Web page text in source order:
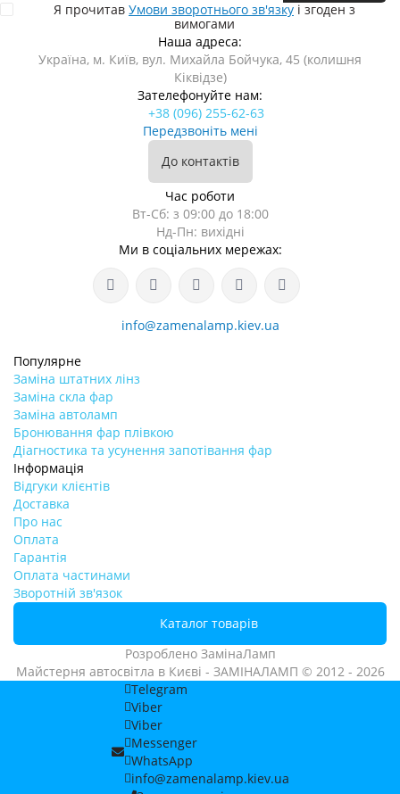
Я прочитав Умови зворотнього зв'язку і згоден з
вимогами
Наша адреса:
Україна, м. Київ, вул. Михайла Бойчука, 45 (колишня
Кіквідзе)
Зателефонуйте нам:
+38 (096) 255-62-63
Передзвоніть мені
До контактів
Час роботи
Вт-Сб: з 09:00 до 18:00
Нд-Пн: вихідні
Ми в соціальних мережах:
info@zamenalamp.kiev.ua
Популярне
Заміна штатних лінз
Заміна скла фар
Заміна автоламп
Бронювання фар плівкою
Діагностика та усунення запотівання фар
Інформація
Відгуки клієнтів
Доставка
Про нас
Оплата
Гарантія
Оплата частинами
Зворотній зв'язок
Каталог товарів
Розроблено ЗамінаЛамп
Майстерня автосвітла в Києві - ЗАМІНАЛАМП © 2012 - 2026
Telegram
Viber
Viber
Messenger
WhatsApp
info@zamenalamp.kiev.ua